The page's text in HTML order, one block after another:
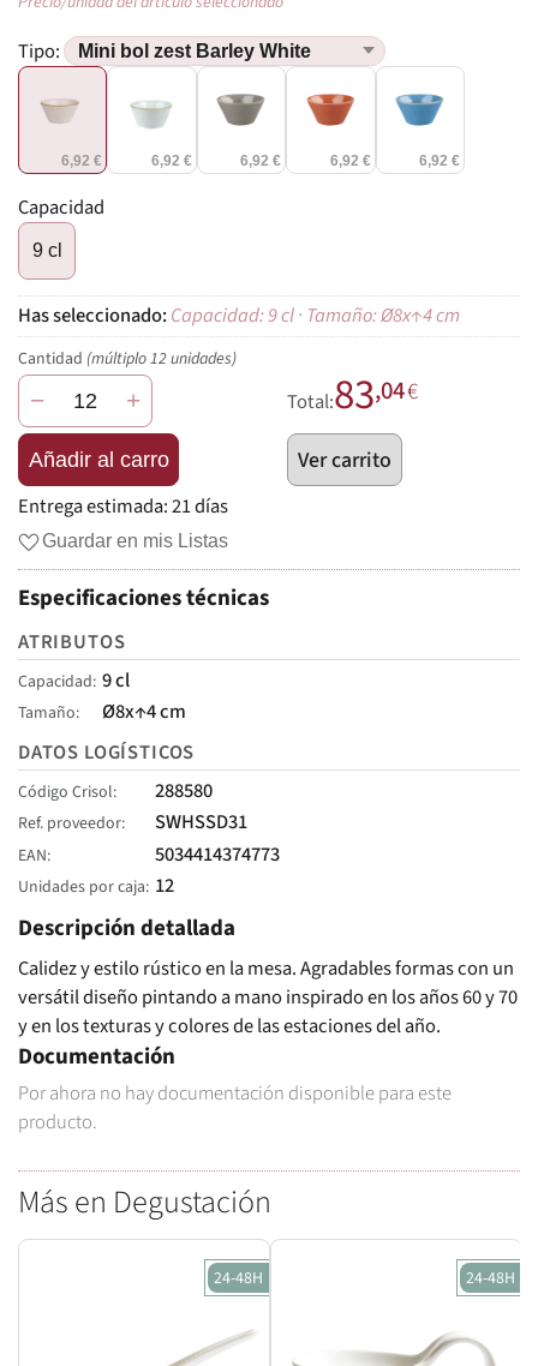
Tipo:
6,92 € 6,92 € 6,92 € 6,92 € 6,92 €
Capacidad
9 cl
Capacidad: 9 cl · Tamaño: Ø8x↑4 cm
Cantidad (múltiplo 12 unidades)
− +
Añadir al carro
Total:83,04€
Ver carrito
Entrega estimada:21 días
Guardar en mis Listas
Especificaciones técnicas
ATRIBUTOS
Capacidad 9 cl
Tamaño
Ø8x↑4 cm
DATOS LOGÍSTICOS
Código Crisol 288580
Ref. proveedor SWHSSD31
EAN 5034414374773
Unidades por caja 12
Descripción detallada
Calidez y estilo rústico en la mesa. Agradables formas con un
versátil diseño pintando a mano inspirado en los años 60 y 70
y en los texturas y colores de las estaciones del año.
Documentación
Por ahora no hay documentación disponible para este
producto.
Más en Degustación
24-48H 24-48H